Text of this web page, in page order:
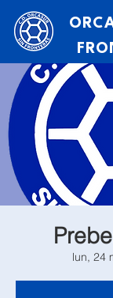
lun, 24